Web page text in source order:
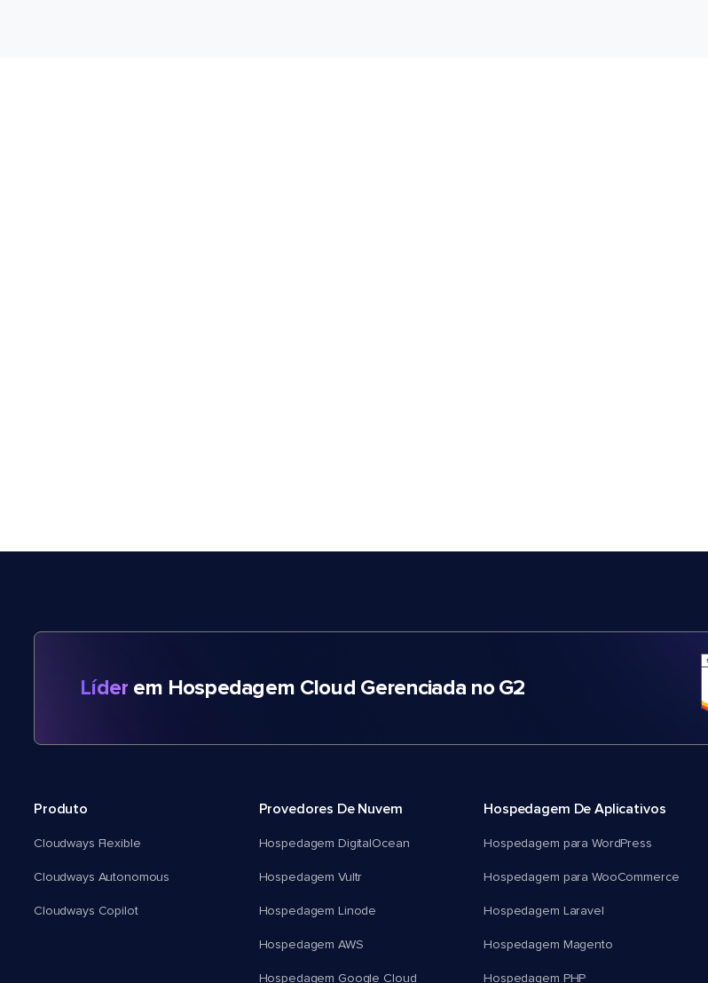
Líder em Hospedagem Cloud Gerenciada no G2
Produto
Cloudways Flexible
Cloudways Autonomous
Cloudways Copilot
Provedores De Nuvem
Hospedagem DigitalOcean
Hospedagem Vultr
Hospedagem Linode
Hospedagem AWS
Hospedagem Google Cloud
Hospedagem De Aplicativos
Hospedagem para WordPress
Hospedagem para WooCommerce
Hospedagem Laravel
Hospedagem Magento
Hospedagem PHP